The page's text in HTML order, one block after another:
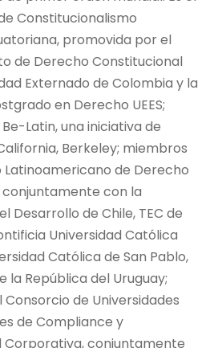
Constitucionalismo
promovida por el
de Derecho Constitucional
Externado de Colombia y la
en Derecho UEES;
Latin, una iniciativa de
Berkeley; miembros
Latinoamericano de Derecho
con la
Desarrollo de Chile, TEC de
Universidad Católica
Católica de San Pablo,
la República del Uruguay;
de Universidades
de Compliance y
Corporativa, conjuntamente